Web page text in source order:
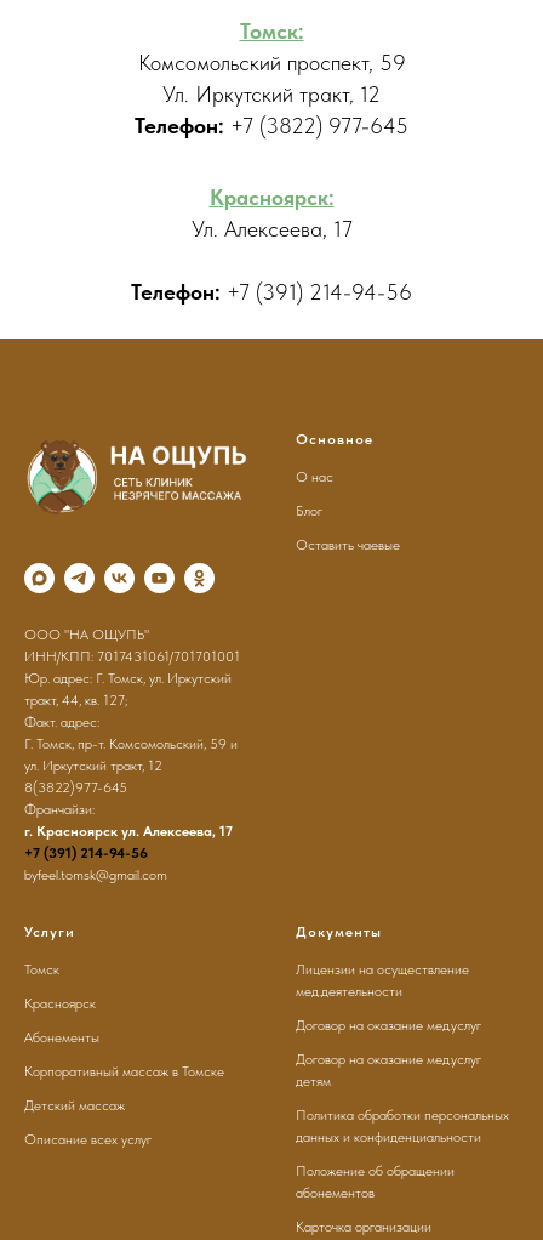
Томск:
Комсомольский проспект, 59
Ул. Иркутский тракт, 12
Телефон: +7 (3822) 977-645
Красноярск:
Ул. Алексеева, 17
Телефон: +7 (391) 214-94-56
ООО "НА ОЩУПЬ"
ИНН/КПП: 7017431061/701701001
Юр. адрес: Г. Томск, ул. Иркутский
тракт, 44, кв. 127;
Факт. адрес:
Г. Томск, пр-т. Комсомольский, 59 и
ул. Иркутский тракт, 12
8(3822)977-645
Франчайзи:
г. Красноярск ул. Алексеева, 17
+7 (391) 214-94-56
byfeel.tomsk@gmail.com
Основное
О нас
Блог
Оставить чаевые
Услуги
Томск
Красноярск
Абонементы
Корпоративный массаж в Томске
Детский массаж
Описание всех услуг
Документы
Лицензии на осуществление
мед.деятельности
Договор на оказание мед.услуг
Договор на оказание мед.услуг
детям
Политика обработки персональных
данных и конфиденциальности
Положение об обращении
абонементов
Карточка организации